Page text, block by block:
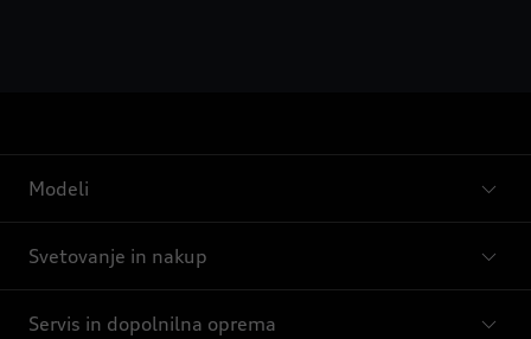
Modeli
Svetovanje in nakup
Servis in dopolnilna oprema